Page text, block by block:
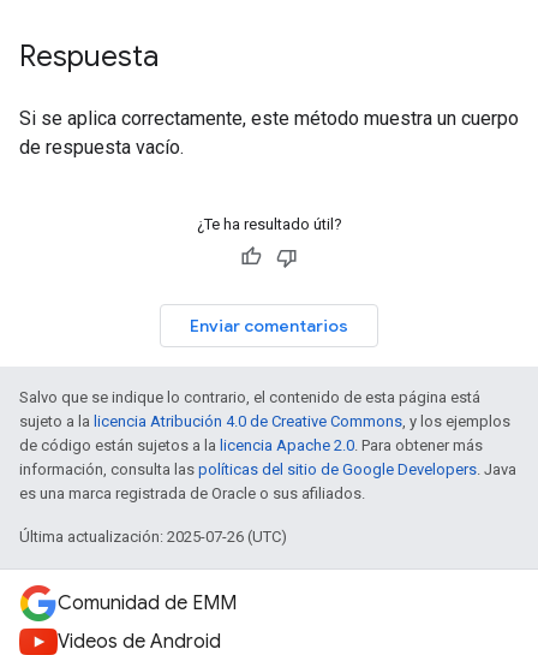
Respuesta
Si se aplica correctamente, este método muestra un cuerpo
de respuesta vacío.
¿Te ha resultado útil?
Enviar comentarios
Salvo que se indique lo contrario, el contenido de esta página está
sujeto a la licencia Atribución 4.0 de Creative Commons, y los ejemplos
de código están sujetos a la licencia Apache 2.0. Para obtener más
información, consulta las políticas del sitio de Google Developers. Java
es una marca registrada de Oracle o sus afiliados.
Última actualización: 2025-07-26 (UTC)
Comunidad de EMM
Videos de Android